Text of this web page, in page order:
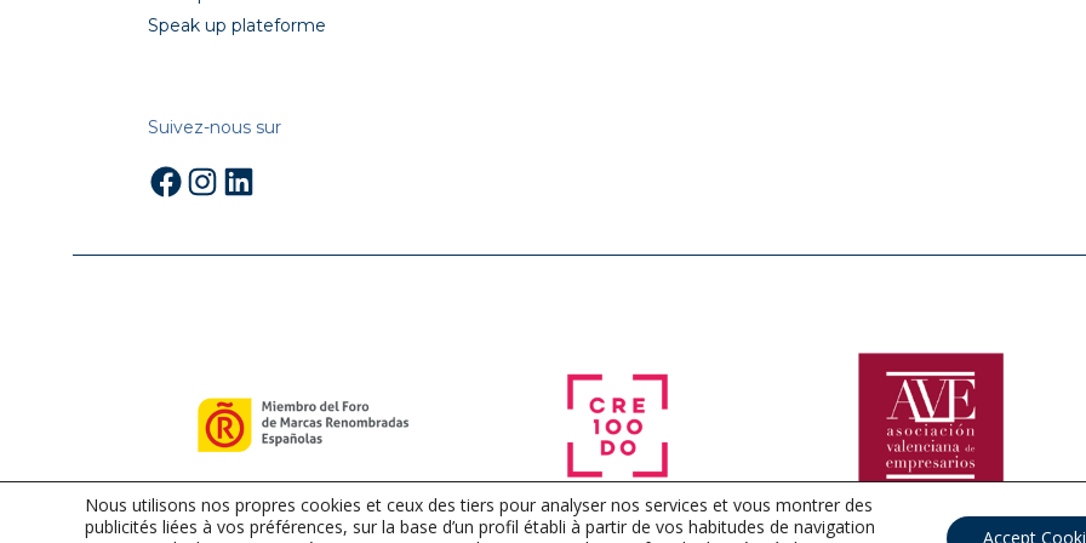
Speak up plateforme
Suivez-nous sur
Facebook
Instagram
LinkedIn
Nous utilisons nos propres cookies et ceux des tiers pour analyser nos services et vous montrer des
publicités liées à vos préférences, sur la base d’un profil établi à partir de vos habitudes de navigation
Accept